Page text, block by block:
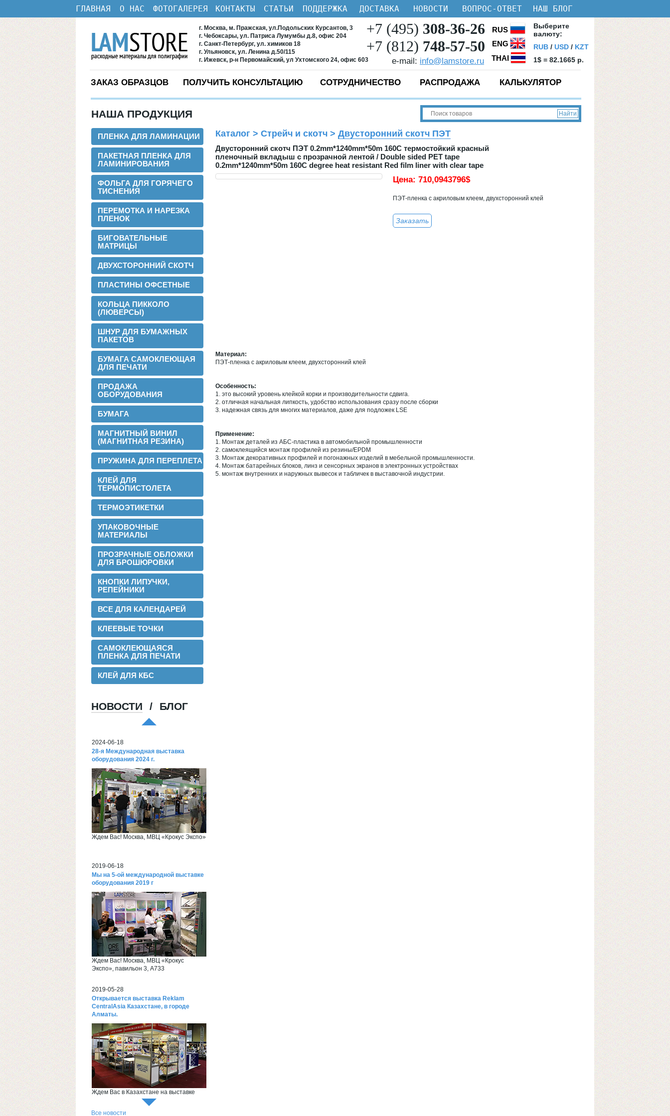
ГЛАВНАЯ О НАС ФОТОГАЛЕРЕЯ КОНТАКТЫ СТАТЬИ ПОДДЕРЖКА ДОСТАВКА НОВОСТИ ВОПРОС-ОТВЕТ НАШ БЛОГ
г. Москва, м. Пражская, ул.Подольских Курсантов, 3
г. Чебоксары, ул. Патриса Лумумбы д.8, офис 204
г. Санкт-Петербург, ул. химиков 18
г. Ульяновск, ул. Ленина д.50/115
г. Ижевск, р-н Первомайский, ул Ухтомского 24, офис 603
+7 (495) 308-36-26
+7 (812) 748-57-50
e-mail: info@lamstore.ru
RUS
ENG
Bыберите
валюту:
RUB / USD / KZT
1$ = 82.1665 p.
THAI
ЗАКАЗ ОБРАЗЦОВ ПОЛУЧИТЬ КОНСУЛЬТАЦИЮ СОТРУДНИЧЕСТВО РАСПРОДАЖА КАЛЬКУЛЯТОР
НАША ПРОДУКЦИЯ
ПЛЕНКА ДЛЯ ЛАМИНАЦИИ
ПАКЕТНАЯ ПЛЕНКА ДЛЯ
ЛАМИНИРОВАНИЯ
ФОЛЬГА ДЛЯ ГОРЯЧЕГО
ТИСНЕНИЯ
ПЕРЕМОТКА И НАРЕЗКА
ПЛЕНОК
БИГОВАТЕЛЬНЫЕ
МАТРИЦЫ
ДВУХСТОРОННИЙ СКОТЧ
ПЛАСТИНЫ ОФСЕТНЫЕ
КОЛЬЦА ПИККОЛО
(ЛЮВЕРСЫ)
ШНУР ДЛЯ БУМАЖНЫХ
ПАКЕТОВ
БУМАГА САМОКЛЕЮЩАЯ
ДЛЯ ПЕЧАТИ
ПРОДАЖА
ОБОРУДОВАНИЯ
БУМАГА
МАГНИТНЫЙ ВИНИЛ
(МАГНИТНАЯ РЕЗИНА)
ПРУЖИНА ДЛЯ ПЕРЕПЛЕТА
КЛЕЙ ДЛЯ
ТЕРМОПИСТОЛЕТА
ТЕРМОЭТИКЕТКИ
УПАКОВОЧНЫЕ
МАТЕРИАЛЫ
ПРОЗРАЧНЫЕ ОБЛОЖКИ
ДЛЯ БРОШЮРОВКИ
КНОПКИ ЛИПУЧКИ,
РЕПЕЙНИКИ
ВСЕ ДЛЯ КАЛЕНДАРЕЙ
КЛЕЕВЫЕ ТОЧКИ
САМОКЛЕЮЩАЯСЯ
ПЛЕНКА ДЛЯ ПЕЧАТИ
КЛЕЙ ДЛЯ КБС
НОВОСТИ / БЛОГ
2016-02-24
Установли перемотчик с 3х дюймов на
1 дюйм
Теперь мы можем предложить наши
пленки для малых типографий.
2015-06-11
Запущена собственная
профессиональная бобинорезка
Теперь режем в любой формат до 1.88
метра.
2015-05-05
Поступила на склад новая партия
пленки в jumbo рулонах
Хорошая пленка для ламинации, для
хороших клиентов!
2024-06-18
28-я Международная выставка
оборудования 2024 г.
Ждем Вас! Москва, МВЦ «Крокус Экспо»
2019-06-18
Мы на 5-ой международной выставке
оборудования 2019 г
Ждем Вас! Москва, МВЦ «Крокус
Экспо», павильон 3, А733
2019-05-28
Открывается выставка Reklam
CentralAsia Казахстане, в городе
Алматы.
Ждем Вас в Казахстане на выставке
Reklam CentralAsia
2018-06-26
Все новости
Каталог > Стрейч и скотч > Двусторонний скотч ПЭТ
Двусторонний скотч ПЭТ 0.2mm*1240mm*50m 160C термостойкий красный
пленочный вкладыш с прозрачной лентой / Double sided PET tape
0.2mm*1240mm*50m 160C degree heat resistant Red film liner with clear tape
Цена: 710,0943796$
ПЭТ-пленка с акриловым клеем, двухсторонний клей
Заказать
Материал:
ПЭТ-пленка с акриловым клеем, двухсторонний клей
Особенность:
1. это высокий уровень клейкой корки и производительности сдвига.
2. отличная начальная липкость, удобство использования сразу после сборки
3. надежная связь для многих материалов, даже для подложек LSE
Применение:
1. Монтаж деталей из АБС-пластика в автомобильной промышленности
2. самоклеящийся монтаж профилей из резины/EPDM
3. Монтаж декоративных профилей и погонажных изделий в мебельной промышленности.
4. Монтаж батарейных блоков, линз и сенсорных экранов в электронных устройствах
5. монтаж внутренних и наружных вывесок и табличек в выставочной индустрии.